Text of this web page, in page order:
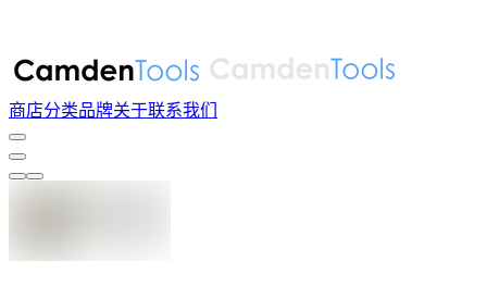
商店分类品牌关于联系我们